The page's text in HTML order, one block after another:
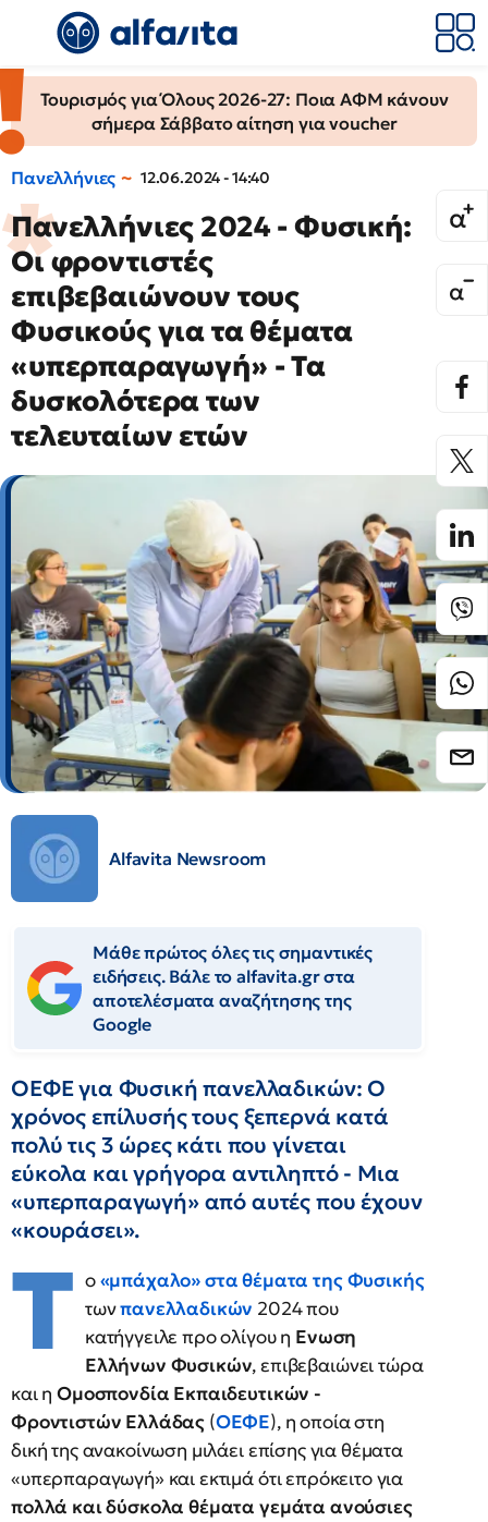
Τουρισμός για Όλους 2026-27: Ποια ΑΦΜ κάνουν
σήμερα Σάββατο αίτηση για voucher
Πανελλήνιες 12.06.2024 - 14:40
Πανελλήνιες 2024 - Φυσική:
Οι φροντιστές
επιβεβαιώνουν τους
Φυσικούς για τα θέματα
«υπερπαραγωγή» - Τα
δυσκολότερα των
τελευταίων ετών
Alfavita Newsroom
Μάθε πρώτος όλες τις σημαντικές
ειδήσεις. Βάλε το alfavita.gr στα
αποτελέσματα αναζήτησης της
Google
ΟΕΦΕ για Φυσική πανελλαδικών: Ο
χρόνος επίλυσής τους ξεπερνά κατά
πολύ τις 3 ώρες κάτι που γίνεται
εύκολα και γρήγορα αντιληπτό - Μια
«υπερπαραγωγή» από αυτές που έχουν
«κουράσει».
Τ ο«μπάχαλο» στα θέματα της Φυσικής
τωνπανελλαδικών 2024 που
κατήγγειλε προ ολίγου η Ενωση
Ελλήνων Φυσικών, επιβεβαιώνει τώρα
και ηΟμοσπονδία Εκπαιδευτικών -
Φροντιστών Ελλάδας (ΟΕΦΕ), η οποία στη
δική της ανακοίνωση μιλάει επίσης για θέματα
«υπερπαραγωγή» και εκτιμά ότι επρόκειτο για
πολλά και δύσκολα θέματα γεμάτα ανούσιες